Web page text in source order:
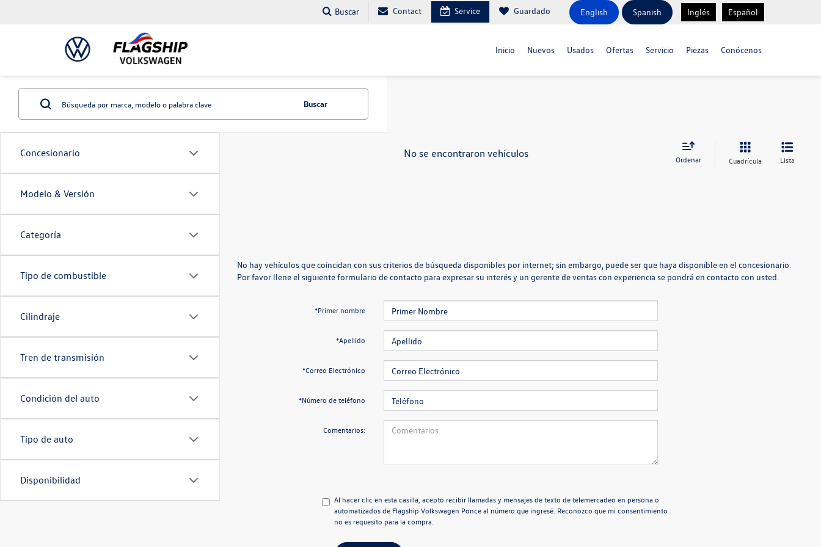
Buscar Contact Service Guardado English Spanish Inglés Español
Inicio Nuevos Usados Ofertas Servicio Piezas Conócenos
Concesionario
Modelo & Versión
Categoría
Tipo de combustible
Cilindraje
Tren de transmisión
Condición del auto
Tipo de auto
Disponibilidad
Buscar
No se encontraron vehículos Ordenar Cuadrícula Lista
No hay vehículos que coincidan con sus criterios de búsqueda disponibles por internet; sin embargo, puede ser que haya disponible en el concesionario.
Por favor llene el siguiente formulario de contacto para expresar su interés y un gerente de ventas con experiencia se pondrá en contacto con usted.
*Primer nombre
*Apellido
*Correo Electrónico
*Número de teléfono
Comentarios:
Al hacer clic en esta casilla, acepto recibir llamadas y mensajes de texto de telemercadeo en persona o
automatizados de Flagship Volkswagen Ponce al número que ingresé. Reconozco que mi consentimiento
no es requesito para la compra.